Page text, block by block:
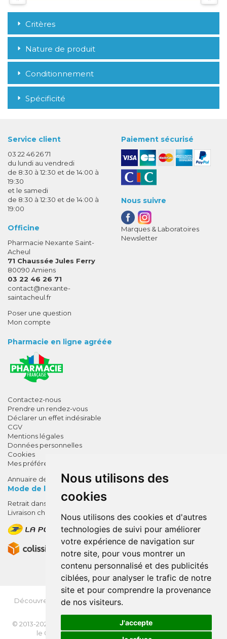
Nous utilisons des
cookies
Nous utilisons des cookies et d'autres
technologies de suivi pour améliorer
votre expérience de navigation sur
notre site, pour vous montrer un
contenu personnalisé et des publicités
ciblées, pour analyser le trafic de notre
site et pour comprendre la provenance
de nos visiteurs.
J'accepte
Critères
Nature de produit
Conditionnement
Spécificité
Service client
03 22 46 26 71
du lundi au vendredi
de 8:30 à 12:30 et de 14:00 à
19:30
et le samedi
de 8:30 à 12:30 et de 14:00 à
19:00
Officine
Pharmacie Nexante Saint-
Acheul
71 Chaussée Jules Ferry
80090 Amiens
03 22 46 26 71
contact-
@-
nexante-
saintacheul.fr
Poser une question
Mon compte
Paiement sécurisé
Nous suivre
Marques & Laboratoires
Newsletter
Pharmacie en ligne agréée
Contactez-nous
Prendre un rendez-vous
Déclarer un effet indésirable
CGV
Mentions légales
Données personnelles
Cookies
Mes préférences Cookies
Annuaire des pharmacies
Mode de livraison
Retrait dans la pharmacie
Livraison chez vous
Découvrez OrdoFlash.fr (MonOrdo.fr)
© 2013-2026
- Tous droits réservés - Page mise à jour
le 03/08/2026 -Apotekisto, pharmacie en ligne
SUR VOTRE 1ÈRE COMMANDE*
AVEC LE CODE
BIENVENUE10
* sans minimum d'achat , hors
médicaments et produits en offre,
utilisez le code au moment de la
validation du panier afin que la